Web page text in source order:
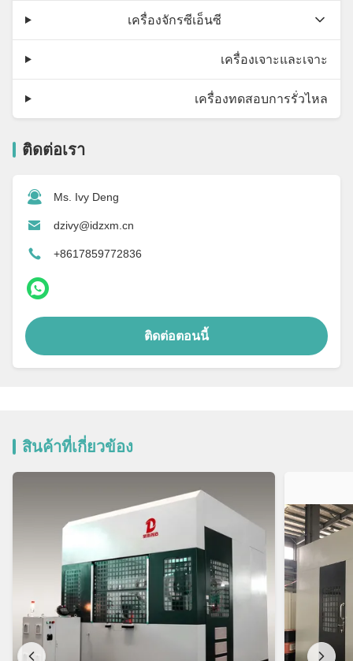
เครื่องจักรซีเอ็นซี
เครื่องเจาะและเจาะ
เครื่องทดสอบการรั่วไหล
ติดต่อเรา
Ms. Ivy Deng
dzivy@idzxm.cn
+8617859772836
ติดต่อตอนนี้
สินค้าที่เกี่ยวข้อง